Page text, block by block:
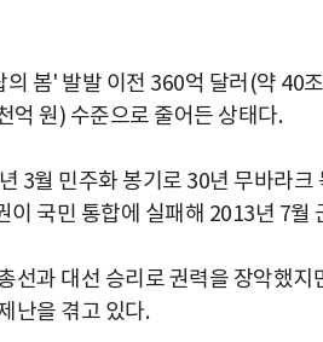
봄' 발발 이전 360억 달러(약 40
억 원) 수준으로 줄어든 상태다.
3월 민주화 봉기로 30년 무바라
이 국민 통합에 실패해 2013년 7월
선과 대선 승리로 권력을 장악했
난을 겪고 있다.